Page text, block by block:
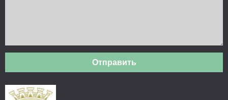
Отправить